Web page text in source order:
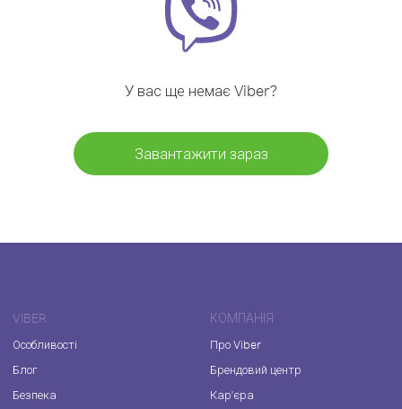
У вас ще немає Viber?
Завантажити зараз
VIBER
Особливості
Блог
Безпека
КОМПАНІЯ
Про Viber
Брендовий центр
Кар'єра